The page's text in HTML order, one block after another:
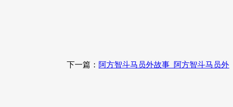
下一篇： 阿方智斗马员外故事_阿方智斗马员外